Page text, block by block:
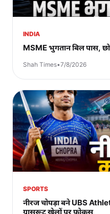
INDIA
MSME भुगतान बिल पास,
Shah Times•7/8/2026
SPORTS
नीरज चोपड़ा बने UBS
ग्रासरूट खेलों पर फोकस